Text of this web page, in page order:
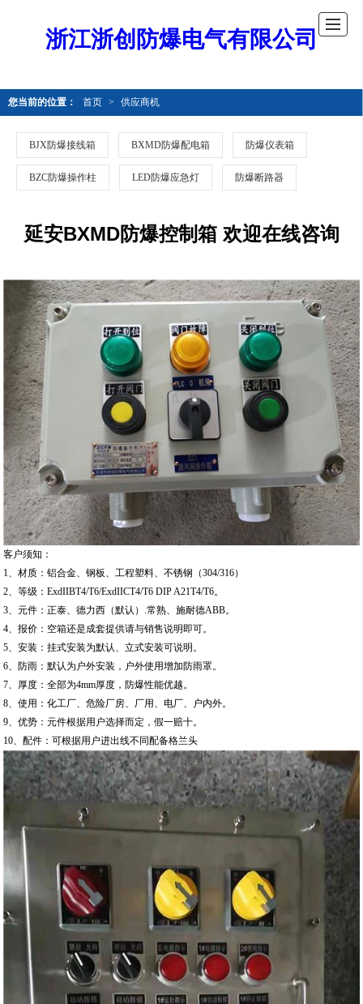
浙江浙创防爆电气有限公司
您当前的位置： 首页 > 供应商机
BJX防爆接线箱 BXMD防爆配电箱 防爆仪表箱
BZC防爆操作柱 LED防爆应急灯 防爆断路器
延安BXMD防爆控制箱 欢迎在线咨询
客户须知：
1、材质：铝合金、钢板、工程塑料、不锈钢（304/316）
2、等级：ExdIIBT4/T6/ExdIICT4/T6 DIP A21T4/T6。
3、元件：正泰、德力西（默认）.常熟、施耐德ABB。
4、报价：空箱还是成套提供请与销售说明即可。
5、安装：挂式安装为默认、立式安装可说明。
6、防雨：默认为户外安装，户外使用增加防雨罩。
7、厚度：全部为4mm厚度，防爆性能优越。
8、使用：化工厂、危险厂房、厂用、电厂、户内外。
9、优势：元件根据用户选择而定，假一赔十。
10、配件：可根据用户进出线不同配备格兰头